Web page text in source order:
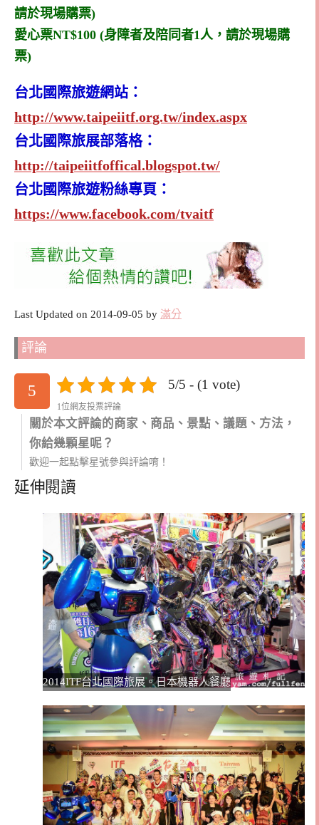
請於現場購票)
愛心票NT$100 (身障者及陪同者1人，請於現場購
票)
台北國際旅遊網站：
http://www.taipeiitf.org.tw/index.aspx
台北國際旅展部落格：
http://taipeiitfoffical.blogspot.tw/
台北國際旅遊粉絲專頁：
https://www.facebook.com/tvaitf
Last Updated on 2014-09-05 by 滿分
評論
5 5/5 - (1 vote)
1位網友投票評論
關於本文評論的商家、商品、景點、議題、方法，
你給幾顆星呢？
歡迎一起點擊星號參與評論唷！
延伸閱讀
2014ITF台北國際旅展。日本機器人餐廳